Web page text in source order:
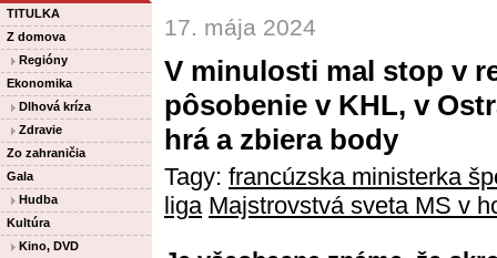
TITULKA
Z domova
Regióny
Ekonomika
Dlhová kríza
Zdravie
Zo zahraničia
Gala
Hudba
Kultúra
Kino, DVD
17. mája 2024
V minulosti mal stop v
pôsobenie v KHL, v
hrá a zbiera body
Tagy: francúzska ministerka
liga Majstrovstvá sveta MS v